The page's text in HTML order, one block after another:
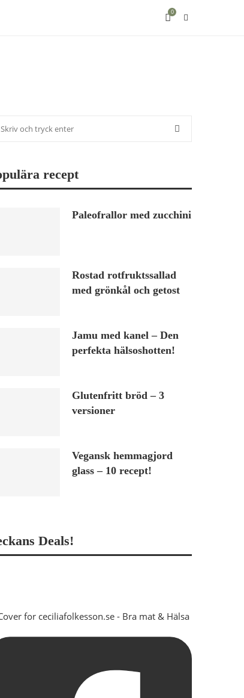
0
recept
Paleofrallor med zucchini
Rostad rotfruktssallad
med grönkål och getost
Jamu med kanel – Den
perfekta hälsoshotten!
Glutenfritt bröd – 3
versioner
Vegansk hemmagjord
glass – 10 recept!
Deals!